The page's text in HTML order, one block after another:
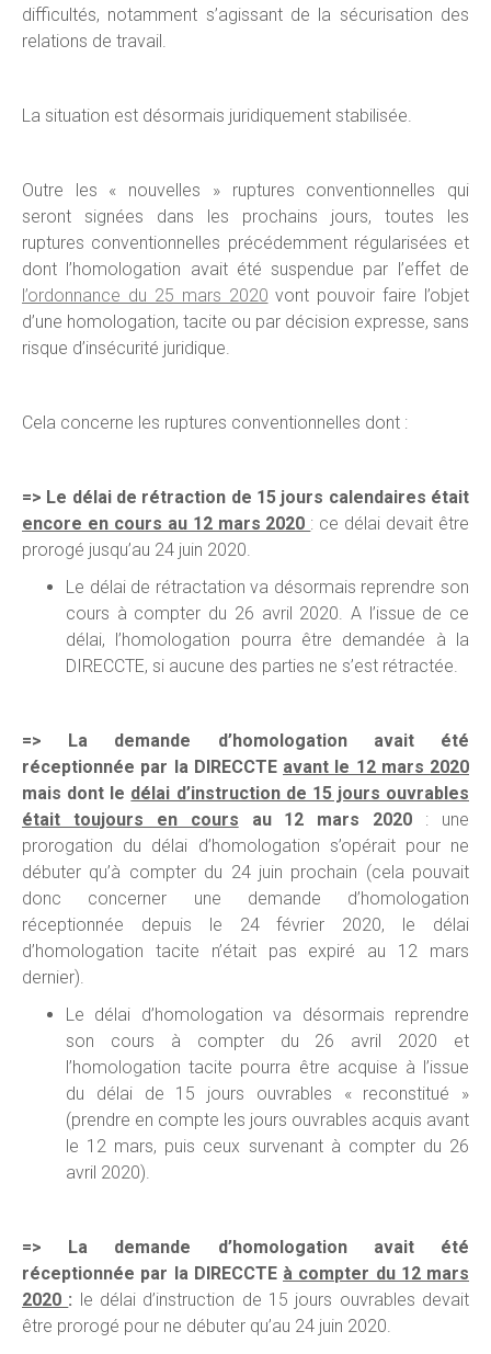
difficultés, notamment s’agissant de la sécurisation des
relations de travail.
La situation est désormais juridiquement stabilisée.
Outre les « nouvelles » ruptures conventionnelles qui
seront signées dans les prochains jours, toutes les
ruptures conventionnelles précédemment régularisées et
dont l’homologation avait été suspendue par l’effet de
l’ordonnance du 25 mars 2020 vont pouvoir faire l’objet
d’une homologation, tacite ou par décision expresse, sans
risque d’insécurité juridique.
Cela concerne les ruptures conventionnelles dont :
=> Le délai de rétraction de 15 jours calendaires était
encore en cours au 12 mars 2020 : ce délai devait être
prorogé jusqu’au 24 juin 2020.
Le délai de rétractation va désormais reprendre son
cours à compter du 26 avril 2020. A l’issue de ce
délai, l’homologation pourra être demandée à la
DIRECCTE, si aucune des parties ne s’est rétractée.
=> La demande d’homologation avait été
réceptionnée par la DIRECCTE avant le 12 mars 2020
mais dont le délai d’instruction de 15 jours ouvrables
était toujours en cours
au 12 mars 2020 : une
prorogation du délai d’homologation s’opérait pour ne
débuter qu’à compter du 24 juin prochain (cela pouvait
donc concerner une demande d’homologation
réceptionnée depuis le 24 février 2020, le délai
d’homologation tacite n’était pas expiré au 12 mars
dernier).
Le délai d’homologation va désormais reprendre
son cours à compter du 26 avril 2020 et
l’homologation tacite pourra être acquise à l’issue
du délai de 15 jours ouvrables « reconstitué »
(prendre en compte les jours ouvrables acquis avant
le 12 mars, puis ceux survenant à compter du 26
avril 2020).
=> La demande d’homologation avait été
réceptionnée par la DIRECCTE à compter du 12 mars
2020 : le délai d’instruction de 15 jours ouvrables devait
être prorogé pour ne débuter qu’au 24 juin 2020.